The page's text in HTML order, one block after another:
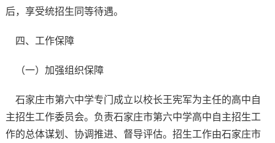
后，享受统招生同等待遇。
四、工作保障
（一）加强组织保障
石家庄市第六中学专门成立以校长王宪军为主任的高中自
主招生工作委员会。负责石家庄市第六中学高中自主招生工
作的总体谋划、协调推进、督导评估。招生工作由石家庄市